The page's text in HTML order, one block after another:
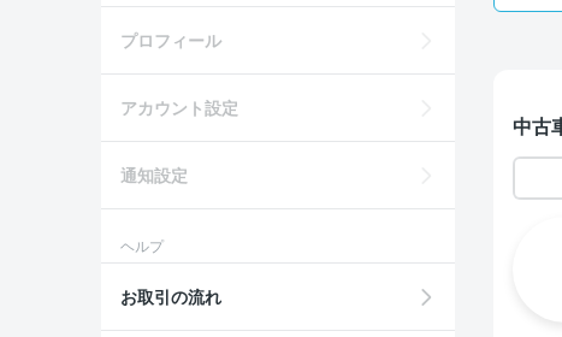
中古
プロフィール
アカウント設定
通知設定
ヘルプ
お取引の流れ